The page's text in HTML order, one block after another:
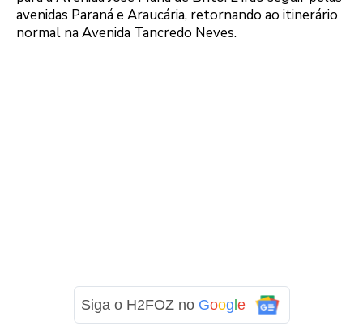
avenidas Paraná e Araucária, retornando ao itinerário
normal na Avenida Tancredo Neves.
Siga o H2FOZ no Goog e